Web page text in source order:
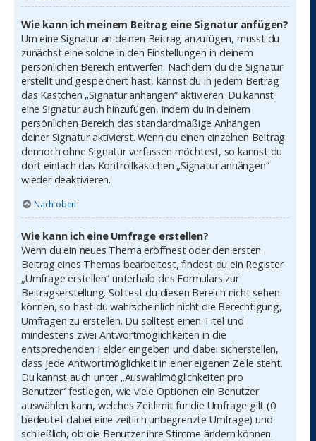
Wie kann ich meinem Beitrag eine Signatur anfügen?
Um eine Signatur an deinen Beitrag anzufügen, musst du
zunächst eine solche in den Einstellungen in deinem
persönlichen Bereich entwerfen. Nachdem du die Signatur
erstellt und gespeichert hast, kannst du in jedem Beitrag
das Kästchen „Signatur anhängen“ aktivieren. Du kannst
eine Signatur auch hinzufügen, indem du in deinem
persönlichen Bereich das standardmäßige Anhängen
deiner Signatur aktivierst. Wenn du einen einzelnen Beitrag
dennoch ohne Signatur verfassen möchtest, so kannst du
dort einfach das Kontrollkästchen „Signatur anhängen“
wieder deaktivieren.
Nach oben
Wie kann ich eine Umfrage erstellen?
Wenn du ein neues Thema eröffnest oder den ersten
Beitrag eines Themas bearbeitest, findest du ein Register
„Umfrage erstellen“ unterhalb des Formulars zur
Beitragserstellung. Solltest du diesen Bereich nicht sehen
können, so hast du wahrscheinlich nicht die Berechtigung,
Umfragen zu erstellen. Du solltest einen Titel und
mindestens zwei Antwortmöglichkeiten in die
entsprechenden Felder eingeben und dabei sicherstellen,
dass jede Antwortmöglichkeit in einer eigenen Zeile steht.
Du kannst auch unter „Auswahlmöglichkeiten pro
Benutzer“ festlegen, wie viele Optionen ein Benutzer
auswählen kann, welches Zeitlimit für die Umfrage gilt (0
bedeutet dabei eine zeitlich unbegrenzte Umfrage) und
schließlich, ob die Benutzer ihre Stimme ändern können.